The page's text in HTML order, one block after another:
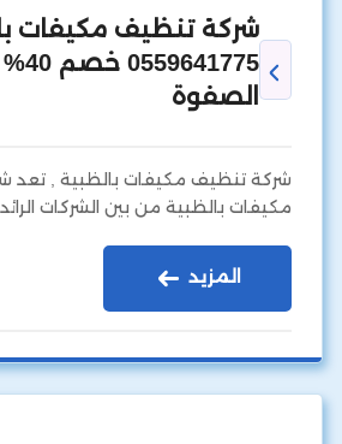
شركة تنظيف مكيفات
الصفوة
شركة تنظيف مكيفات بالظبية , تعد
مكيفات بالظبية من بين الشركات
المزيد